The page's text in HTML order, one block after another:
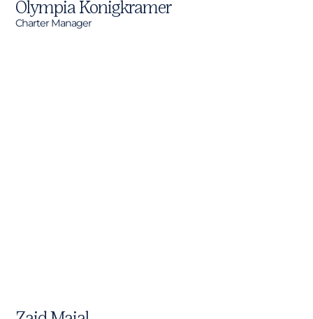
Olympia Konigkramer
Charter Manager